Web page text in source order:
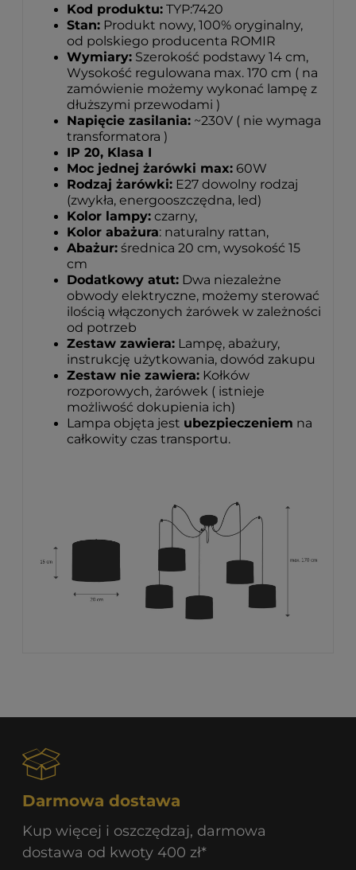
Kod produktu: TYP:7420
Stan: Produkt nowy, 100% oryginalny,
od polskiego producenta ROMIR
Wymiary: Szerokość podstawy 14 cm,
Wysokość regulowana max. 170 cm ( na
zamówienie możemy wykonać lampę z
dłuższymi przewodami )
Napięcie zasilania: ~230V ( nie wymaga
transformatora )
IP 20, Klasa I
Moc jednej żarówki max: 60W
Rodzaj żarówki: E27 dowolny rodzaj
(zwykła, energooszczędna, led)
Kolor lampy: czarny,
Kolor abażura: naturalny rattan,
Abażur: średnica 20 cm, wysokość 15
cm
Dodatkowy atut: Dwa niezależne
obwody elektryczne, możemy sterować
ilością włączonych żarówek w zależności
od potrzeb
Zestaw zawiera: Lampę, abażury,
instrukcję użytkowania, dowód zakupu
Zestaw nie zawiera: Kołków
rozporowych, żarówek ( istnieje
możliwość dokupienia ich)
Lampa objęta jest ubezpieczeniem na
całkowity czas transportu.
Darmowa dostawa
Kup więcej i oszczędzaj, darmowa
dostawa od kwoty 400 zł*